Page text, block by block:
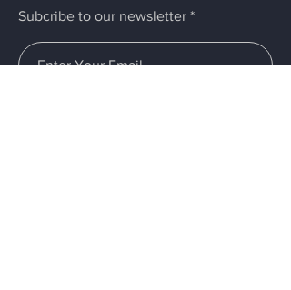
Subcribe to our newsletter